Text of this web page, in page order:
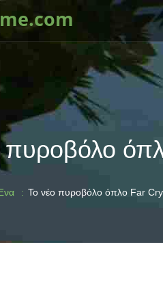
Το νέο πυροβόλο όπλο Far Cry